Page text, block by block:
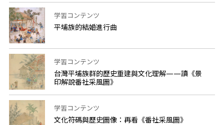
学習コンテンツ
平埔族的結婚進行曲
学習コンテンツ
台灣平埔族群的歷史重建與文化理解——讀《景
印解說番社采風圖》
学習コンテンツ
文化符碼與歷史圖像：再看《番社采風圖》